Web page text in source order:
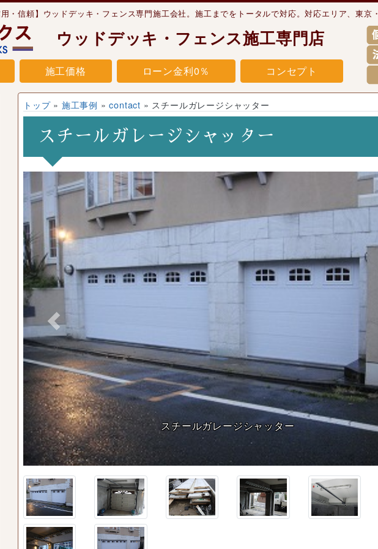
用・信頼】ウッドデッキ・フェンス専門施工会社。施工までをトータルで対応。対応エリア、東
ウッドデッキ・フェンス施工専門店
施工価格 ローン金利0％ コンセプト
トップ» 施工事例 »contact » スチールガレージシャッター
スチールガレージシャッター
既存の木製ドアと交換です
Previous